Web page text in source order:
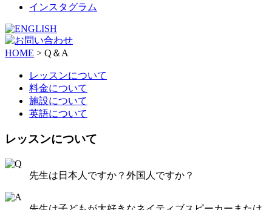
インスタグラム
HOME > Q＆A
レッスンについて
料金について
施設について
英語について
レッスンについて
先生は日本人ですか？外国人ですか？